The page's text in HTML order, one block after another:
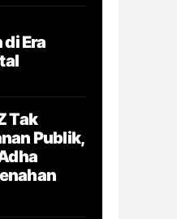
Era
Tak
Publik,